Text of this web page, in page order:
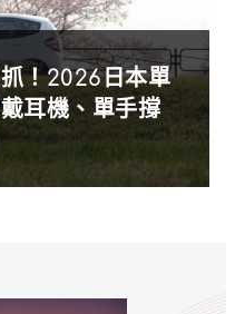
！2026日本單
耳機、單手撐